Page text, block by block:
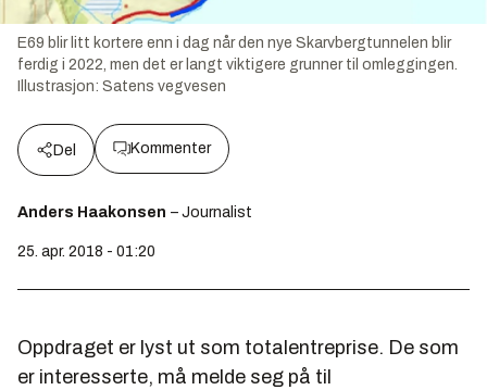
E69 blir litt kortere enn i dag når den nye Skarvbergtunnelen blir
ferdig i 2022, men det er langt viktigere grunner til omleggingen.
Illustrasjon: Satens vegvesen
Del Kommenter
Anders Haakonsen – Journalist
25. apr. 2018 - 01:20
Oppdraget er lyst ut som totalentreprise. De som
er interesserte, må melde seg på til